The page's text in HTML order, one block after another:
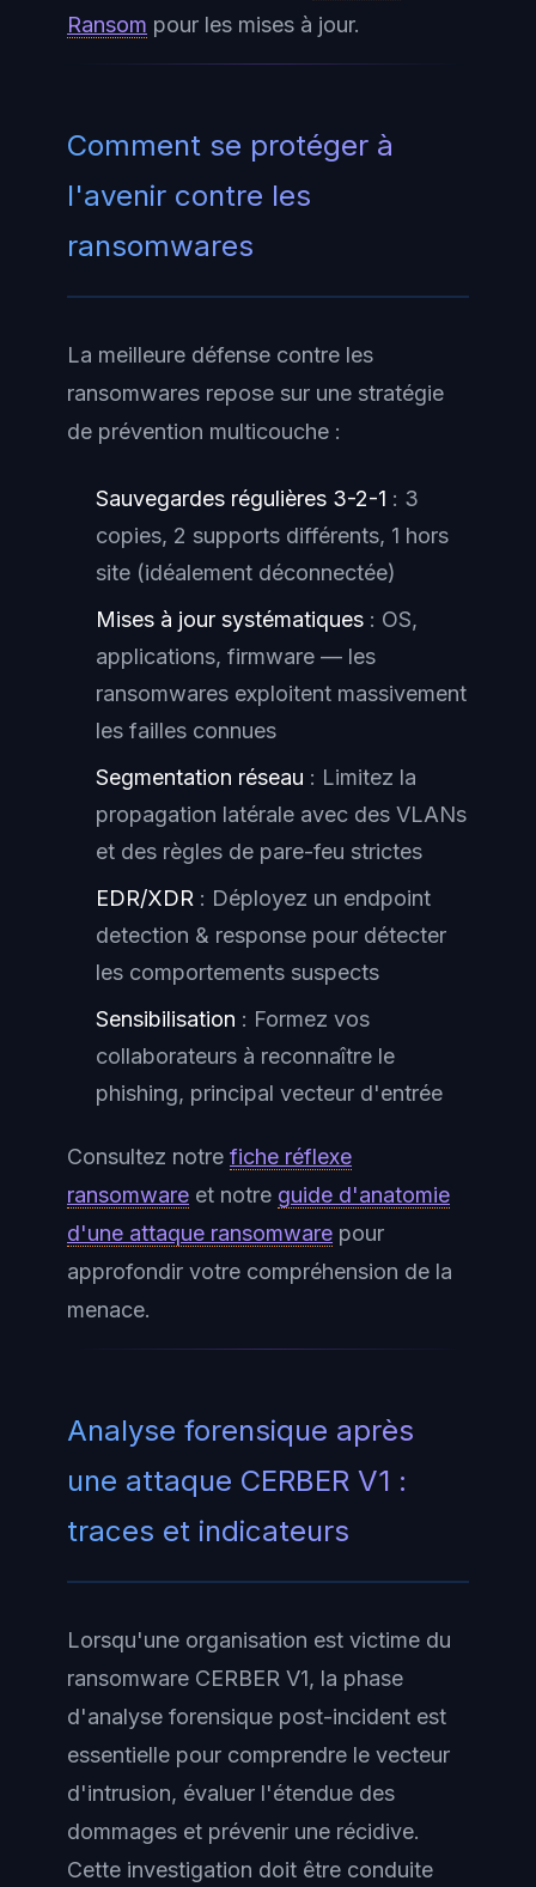
Ransom pour les mises à jour.
Comment se protéger à
l'avenir contre les
ransomwares
La meilleure défense contre les
ransomwares repose sur une stratégie
de prévention multicouche :
Sauvegardes régulières 3-2-1 : 3
copies, 2 supports différents, 1 hors
site (idéalement déconnectée)
Mises à jour systématiques : OS,
applications, firmware — les
ransomwares exploitent massivement
les failles connues
Segmentation réseau : Limitez la
propagation latérale avec des VLANs
et des règles de pare-feu strictes
EDR/XDR : Déployez un endpoint
detection & response pour détecter
les comportements suspects
Sensibilisation : Formez vos
collaborateurs à reconnaître le
phishing, principal vecteur d'entrée
Consultez notre fiche réflexe
ransomware et notre guide d'anatomie
d'une attaque ransomware pour
approfondir votre compréhension de la
menace.
Analyse forensique après
une attaque CERBER V1 :
traces et indicateurs
Lorsqu'une organisation est victime du
ransomware CERBER V1, la phase
d'analyse forensique post-incident est
essentielle pour comprendre le vecteur
d'intrusion, évaluer l'étendue des
dommages et prévenir une récidive.
Cette investigation doit être conduite